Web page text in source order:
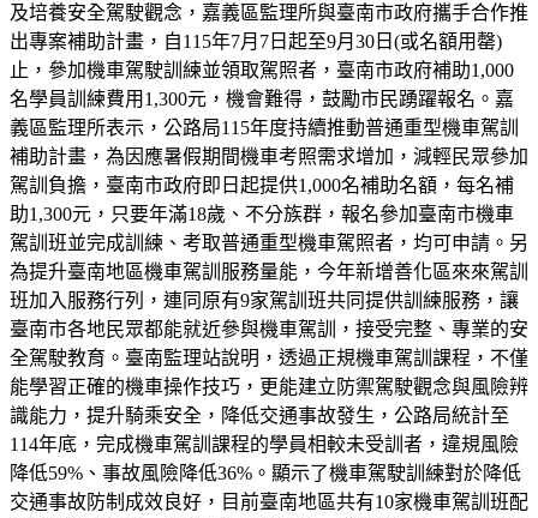
及培養安全駕駛觀念，嘉義區監理所與臺南市政府攜手合作推
出專案補助計畫，自115年7月7日起至9月30日(或名額用罄)
止，參加機車駕駛訓練並領取駕照者，臺南市政府補助1,000
名學員訓練費用1,300元，機會難得，鼓勵市民踴躍報名。嘉
義區監理所表示，公路局115年度持續推動普通重型機車駕訓
補助計畫，為因應暑假期間機車考照需求增加，減輕民眾參加
駕訓負擔，臺南市政府即日起提供1,000名補助名額，每名補
助1,300元，只要年滿18歲、不分族群，報名參加臺南市機車
駕訓班並完成訓練、考取普通重型機車駕照者，均可申請。另
為提升臺南地區機車駕訓服務量能，今年新增善化區來來駕訓
班加入服務行列，連同原有9家駕訓班共同提供訓練服務，讓
臺南市各地民眾都能就近參與機車駕訓，接受完整、專業的安
全駕駛教育。臺南監理站說明，透過正規機車駕訓課程，不僅
能學習正確的機車操作技巧，更能建立防禦駕駛觀念與風險辨
識能力，提升騎乘安全，降低交通事故發生，公路局統計至
114年底，完成機車駕訓課程的學員相較未受訓者，違規風險
降低59%、事故風險降低36%。顯示了機車駕駛訓練對於降低
交通事故防制成效良好，目前臺南地區共有10家機車駕訓班配